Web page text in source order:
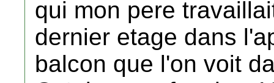
qui mon pere
dernier etage dans
balcon que l'on voit